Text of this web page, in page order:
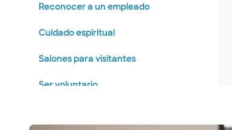
Reconocer a un empleado
Cuidado espiritual
Salones para visitantes
Ser voluntario